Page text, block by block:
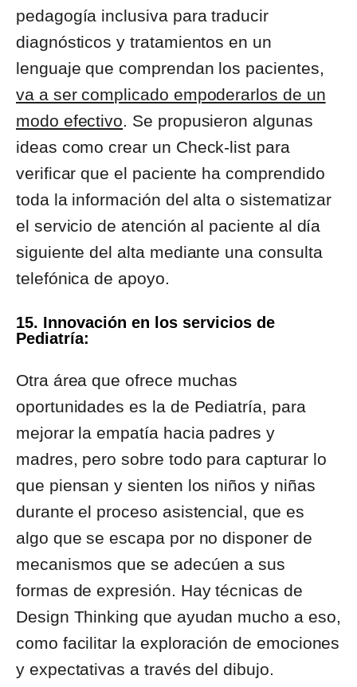
pedagogía inclusiva para traducir
diagnósticos y tratamientos en un
lenguaje que comprendan los pacientes,
va a ser complicado empoderarlos de un
modo efectivo . Se propusieron algunas
ideas como crear un Check-list para
verificar que el paciente ha comprendido
toda la información del alta o sistematizar
el servicio de atención al paciente al día
siguiente del alta mediante una consulta
telefónica de apoyo.
15. Innovación en los servicios de
Pediatría:
Otra área que ofrece muchas
oportunidades es la de Pediatría, para
mejorar la empatía hacia padres y
madres, pero sobre todo para capturar lo
que piensan y sienten los niños y niñas
durante el proceso asistencial, que es
algo que se escapa por no disponer de
mecanismos que se adecúen a sus
formas de expresión. Hay técnicas de
Design Thinking que ayudan mucho a eso,
como facilitar la exploración de emociones
y expectativas a través del dibujo.